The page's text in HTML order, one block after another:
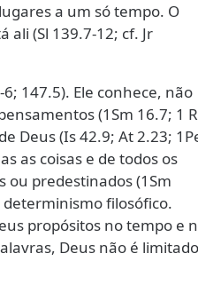
a um só tempo. O
(Sl 139.7-12; cf. Jr
147.5). Ele conhece, não
(1Sm 16.7; 1
Deus (Is 42.9; At 2.23;
as coisas e de todos os
ou predestinados (1Sm
determinismo filosófico.
propósitos no tempo e
Deus não é